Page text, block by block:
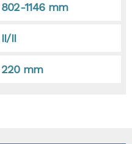
802-1146 mm
II/II
220 mm